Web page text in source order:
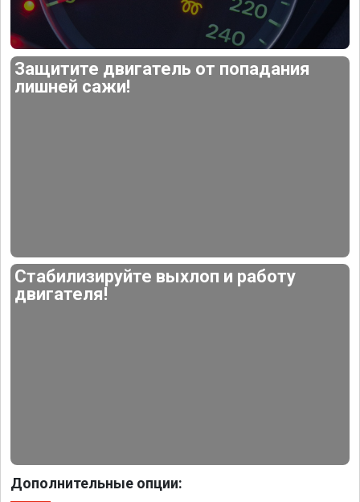
Защитите двигатель от попадания
лишней сажи!
Стабилизируйте выхлоп и работу
двигателя!
Дополнительные опции: